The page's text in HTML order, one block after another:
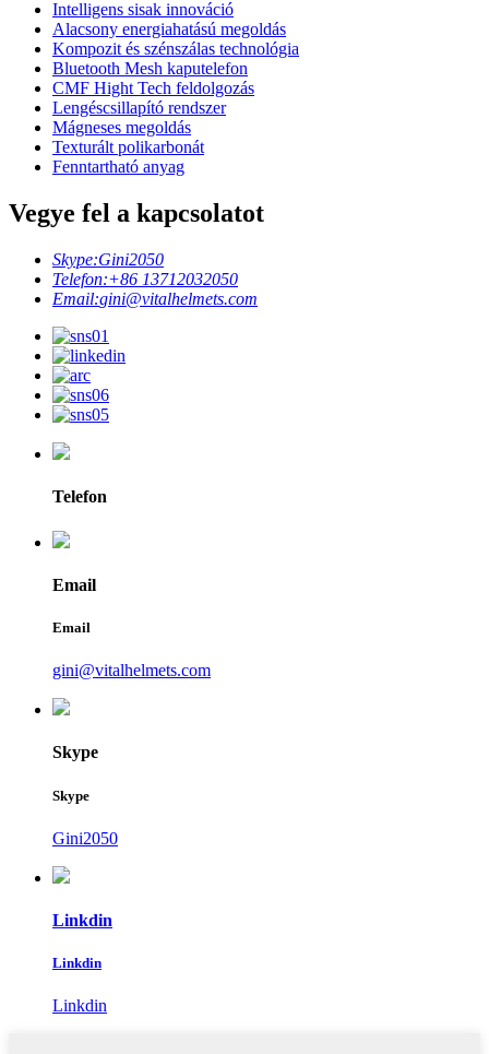
Intelligens sisak innováció
Alacsony energiahatású megoldás
Kompozit és szénszálas technológia
Bluetooth Mesh kaputelefon
CMF Hight Tech feldolgozás
Lengéscsillapító rendszer
Mágneses megoldás
Texturált polikarbonát
Fenntartható anyag
Vegye fel a kapcsolatot
Skype:Gini2050
Telefon:+86 13712032050
Email:gini@vitalhelmets.com
Telefon
Email
Email
gini@vitalhelmets.com
Skype
Skype
Gini2050
Linkdin
Linkdin
Linkdin